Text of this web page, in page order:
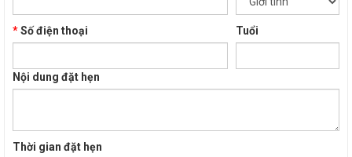
*Số điện thoại Tuổi
Nội dung đặt hẹn
Thời gian đặt hẹn